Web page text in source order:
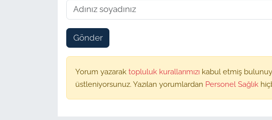
Gönder
Yorum yazarak topluluk kurallarımızı kabul etmiş
üstleniyorsunuz. Yazılan yorumlardan Personel Sağlık